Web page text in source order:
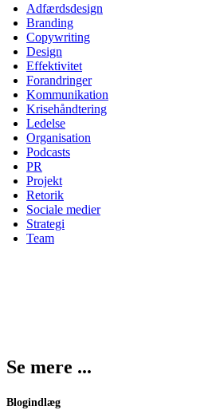
Adfærdsdesign
Branding
Copywriting
Design
Effektivitet
Forandringer
Kommunikation
Krisehåndtering
Ledelse
Organisation
Podcasts
PR
Projekt
Retorik
Sociale medier
Strategi
Team
Se mere ...
Blogindlæg